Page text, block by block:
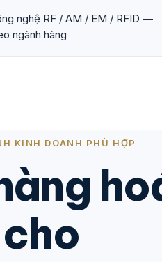
nghệ RF / AM / EM / RFID —
ngành hàng
KINH DOANH PHÙ HỢP
cho